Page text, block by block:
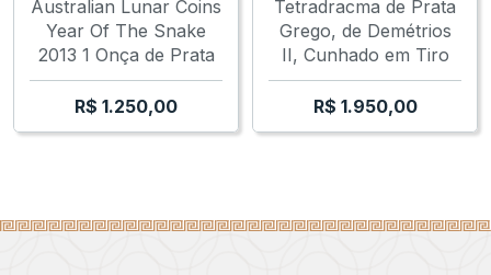
Australian Lunar Coins
Year Of The Snake
2013 1 Onça de Prata
R$ 1.250,00
Tetradracma de Prata
Grego, de Demétrios
II, Cunhado em Tiro
R$ 1.950,00